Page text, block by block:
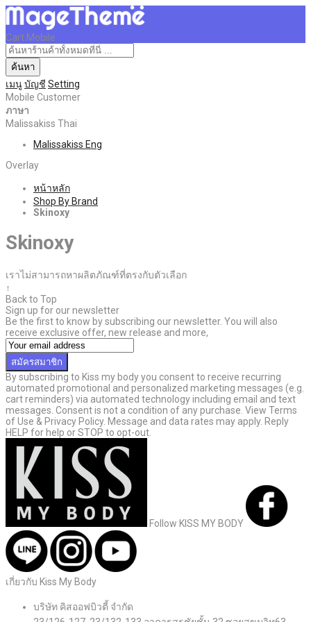
Cart Mobile
ค้นหา
เมนูบัญชี Setting
Mobile Customer
ภาษา
Malissakiss Thai
Malissakiss Eng
Overlay
หน้าหลัก
Shop By Brand
Skinoxy
Skinoxy
เราไม่สามารถหาผลิตภัณฑ์ที่ตรงกับตัวเลือก
↑
Back to Top
Sign up for our newsletter
Be the first to know by subscribing our newsletter. You will also
receive exclusive offer, new release and more,
สมัครสมาชิก
By subscribing to Kiss my body you consent to receive recurring
automated promotional and personalized marketing messages (e.g.
cart reminders) via automated technology including email and text
messages. Consent is not a condition of any purchase. View Terms
of Use & Privacy Policy. Message and data rates may apply. Reply
HELP for help or STOP to opt-out.
Follow KISS MY BODY
เกี่ยวกับ Kiss My Body
บริษัท คิสออฟบิวตี้ จำกัด